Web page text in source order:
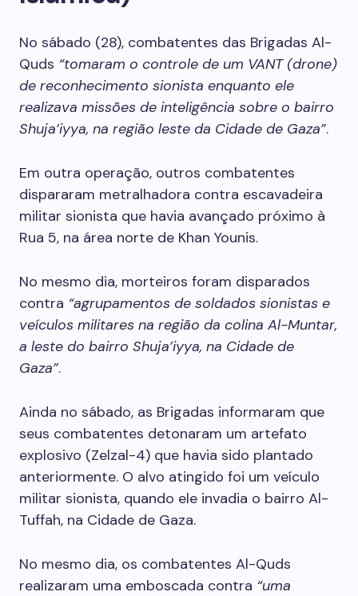
No sábado (28), combatentes das Brigadas Al-
Quds “tomaram o controle de um VANT (drone)
de reconhecimento sionista enquanto ele
realizava missões de inteligência sobre o bairro
Shuja’iyya, na região leste da Cidade de Gaza”.
Em outra operação, outros combatentes
dispararam metralhadora contra escavadeira
militar sionista que havia avançado próximo à
Rua 5, na área norte de Khan Younis.
No mesmo dia, morteiros foram disparados
contra “agrupamentos de soldados sionistas e
veículos militares na região da colina Al-Muntar,
a leste do bairro Shuja’iyya, na Cidade de
Gaza”.
Ainda no sábado, as Brigadas informaram que
seus combatentes detonaram um artefato
explosivo (Zelzal-4) que havia sido plantado
anteriormente. O alvo atingido foi um veículo
militar sionista, quando ele invadia o bairro Al-
Tuffah, na Cidade de Gaza.
No mesmo dia, os combatentes Al-Quds
realizaram uma emboscada contra “uma